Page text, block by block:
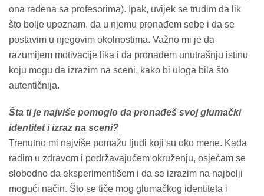
ona rađena sa profesorima). Ipak, uvijek se trudim da lik
što bolje upoznam, da u njemu pronađem sebe i da se
postavim u njegovim okolnostima. Važno mi je da
razumijem motivacije lika i da pronađem unutrašnju istinu
koju mogu da izrazim na sceni, kako bi uloga bila što
autentičnija.
Šta ti je najviše pomoglo da pronađeš svoj glumački
identitet i izraz na sceni?
Trenutno mi najviše pomažu ljudi koji su oko mene. Kada
radim u zdravom i podržavajućem okruženju, osjećam se
slobodno da eksperimentišem i da se izrazim na najbolji
mogući način. Što se tiče mog glumačkog identiteta i